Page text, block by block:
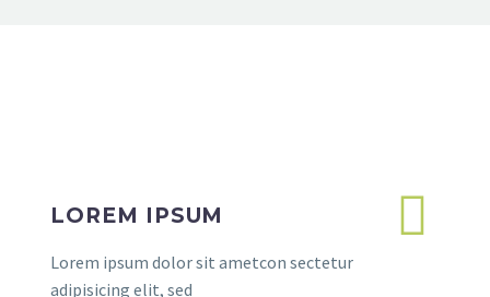
LOREM IPSUM
Lorem ipsum dolor sit ametcon sectetur
adipisicing elit, sed